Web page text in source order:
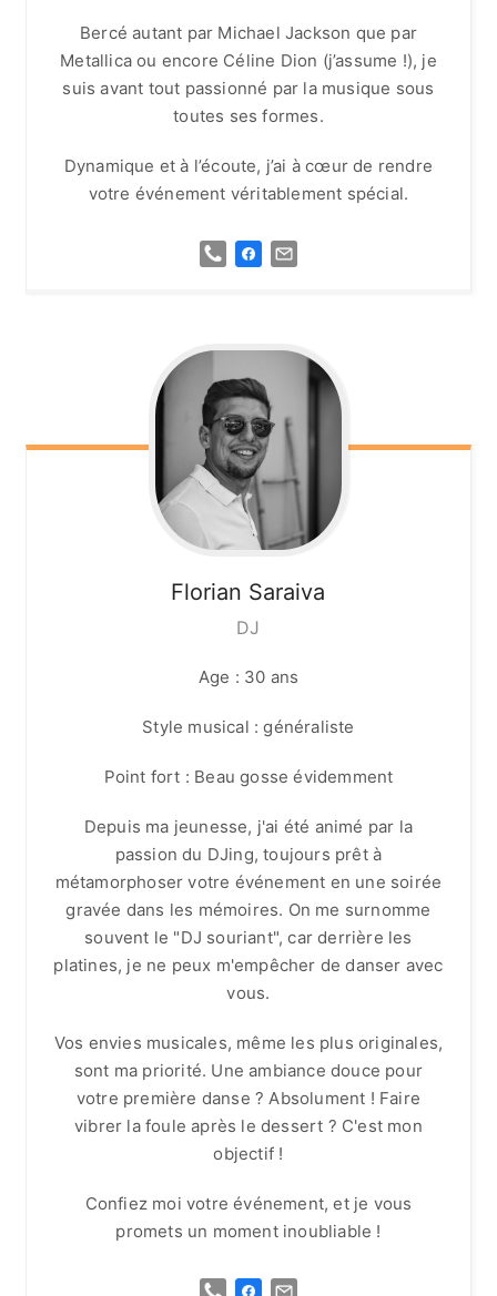
Bercé autant par Michael Jackson que par
Metallica ou encore Céline Dion (j’assume !), je
suis avant tout passionné par la musique sous
toutes ses formes.
Dynamique et à l’écoute, j’ai à cœur de rendre
votre événement véritablement spécial.
Florian Saraiva
DJ
Age : 30 ans
Style musical : généraliste
Point fort : Beau gosse évidemment
Depuis ma jeunesse, j'ai été animé par la
passion du DJing, toujours prêt à
métamorphoser votre événement en une soirée
gravée dans les mémoires. On me surnomme
souvent le "DJ souriant", car derrière les
platines, je ne peux m'empêcher de danser avec
vous.
Vos envies musicales, même les plus originales,
sont ma priorité. Une ambiance douce pour
votre première danse ? Absolument ! Faire
vibrer la foule après le dessert ? C'est mon
objectif !
Confiez moi votre événement, et je vous
promets un moment inoubliable !